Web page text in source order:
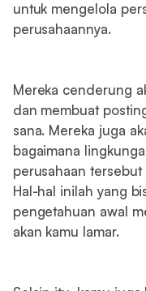
untuk mengelola
perusahaannya.
Mereka cenderung
dan membuat
sana. Mereka juga
bagaimana
perusahaan
Hal-hal inilah yang
pengetahuan awal
akan kamu lamar.